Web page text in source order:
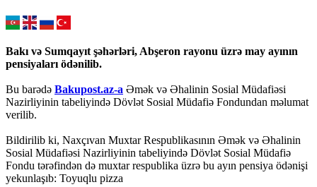
Bakı və Sumqayıt şəhərləri, Abşeron rayonu üzrə may ayının
pensiyaları ödənilib.
Bu barədə Bakupost.az-a Əmək və Əhalinin Sosial Müdafiəsi
Nazirliyinin tabeliyində Dövlət Sosial Müdafiə Fondundan məlumat
verilib.
Bildirilib ki, Naxçıvan Muxtar Respublikasının Əmək və Əhalinin
Sosial Müdafiəsi Nazirliyinin tabeliyində Dövlət Sosial Müdafiə
Fondu tərəfindən də muxtar respublika üzrə bu ayın pensiya ödənişi
yekunlaşıb: Toyuqlu pizza